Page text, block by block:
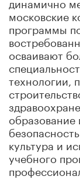
московские
программы
осваивают
технологии,
культура и
учебного